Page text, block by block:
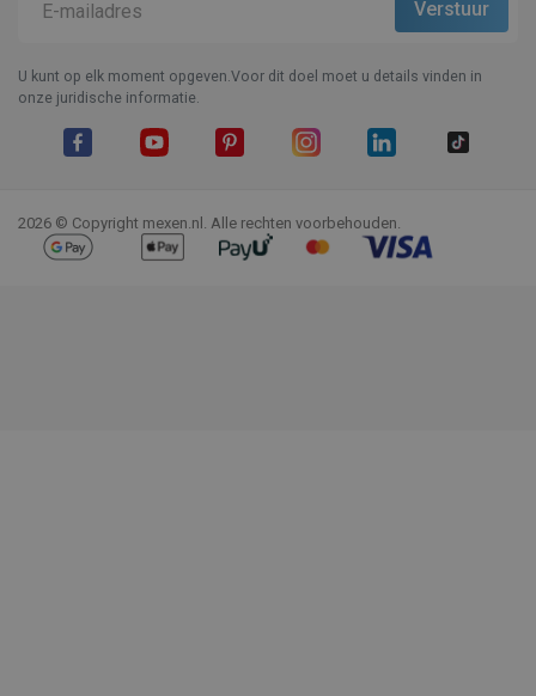
U kunt op elk moment opgeven.Voor dit doel moet u details vinden in
onze juridische informatie.
2026 © Copyright mexen.nl. Alle rechten voorbehouden.